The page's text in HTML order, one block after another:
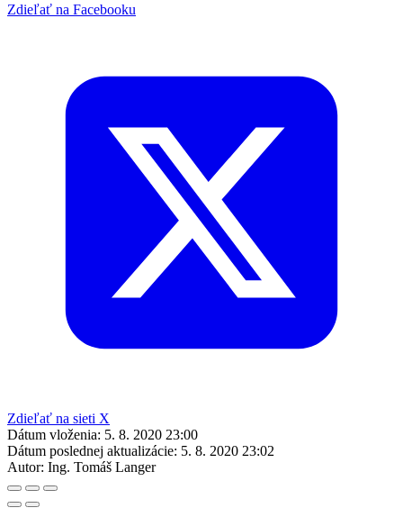
Zdieľať na Facebooku
Zdieľať na sieti X
Dátum vloženia: 5. 8. 2020 23:00
Dátum poslednej aktualizácie: 5. 8. 2020 23:02
Autor: Ing. Tomáš Langer